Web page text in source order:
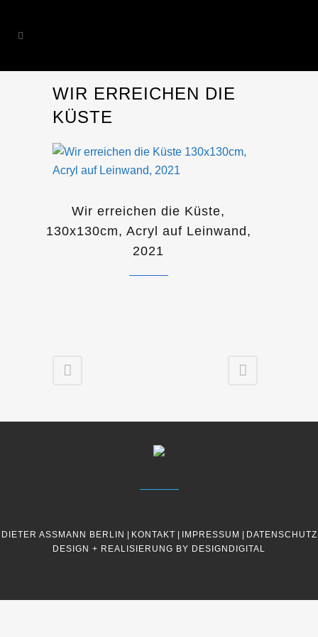
WIR ERREICHEN DIE
KÜSTE
Wir erreichen die Küste,
130x130cm, Acryl auf Leinwand,
2021
DIETER ASSMANN BERLIN KONTAKT IMPRESSUM
DATENSCHUTZ
DESIGN + REALISIERUNG BY DESIGNDIGITAL